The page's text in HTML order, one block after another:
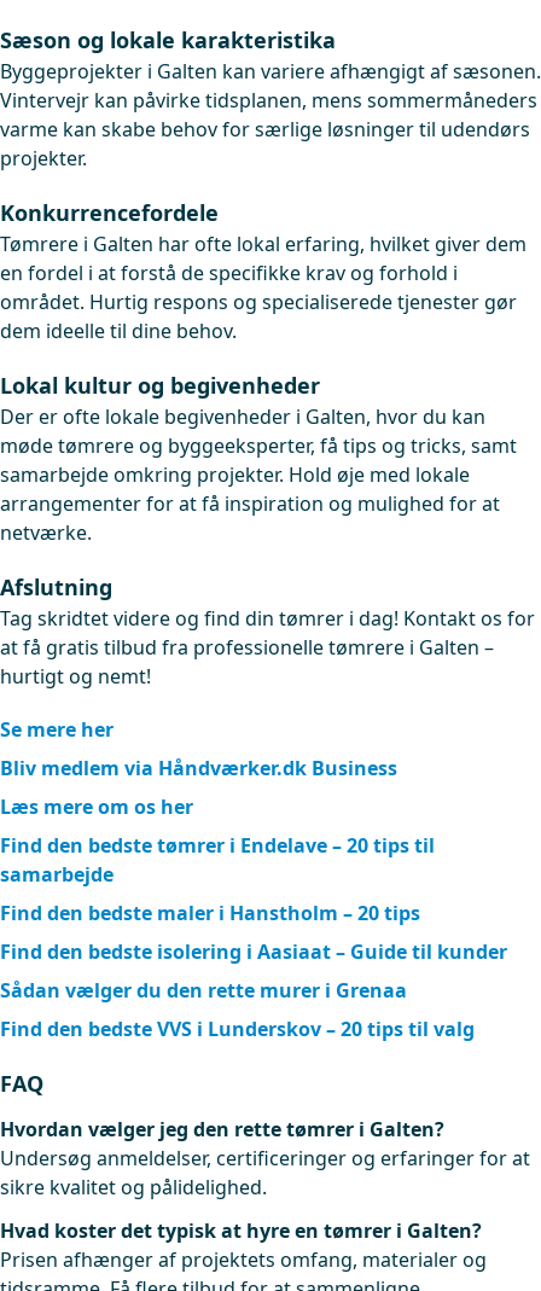
Sæson og lokale karakteristika
Byggeprojekter i Galten kan variere afhængigt af sæsonen.
Vintervejr kan påvirke tidsplanen, mens sommermåneders
varme kan skabe behov for særlige løsninger til udendørs
projekter.
Konkurrencefordele
Tømrere i Galten har ofte lokal erfaring, hvilket giver dem
en fordel i at forstå de specifikke krav og forhold i
området. Hurtig respons og specialiserede tjenester gør
dem ideelle til dine behov.
Lokal kultur og begivenheder
Der er ofte lokale begivenheder i Galten, hvor du kan
møde tømrere og byggeeksperter, få tips og tricks, samt
samarbejde omkring projekter. Hold øje med lokale
arrangementer for at få inspiration og mulighed for at
netværke.
Afslutning
Tag skridtet videre og find din tømrer i dag! Kontakt os for
at få gratis tilbud fra professionelle tømrere i Galten –
hurtigt og nemt!
Se mere her
Bliv medlem via Håndværker.dk Business
Læs mere om os her
Find den bedste tømrer i Endelave – 20 tips til
samarbejde
Find den bedste maler i Hanstholm – 20 tips
Find den bedste isolering i Aasiaat – Guide til kunder
Sådan vælger du den rette murer i Grenaa
Find den bedste VVS i Lunderskov – 20 tips til valg
FAQ
Hvordan vælger jeg den rette tømrer i Galten?
Undersøg anmeldelser, certificeringer og erfaringer for at
sikre kvalitet og pålidelighed.
Hvad koster det typisk at hyre en tømrer i Galten?
Prisen afhænger af projektets omfang, materialer og